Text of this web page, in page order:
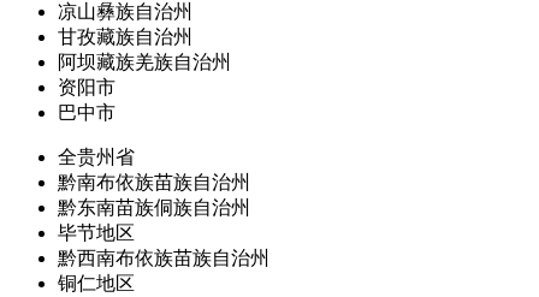
凉山彝族自治州
甘孜藏族自治州
阿坝藏族羌族自治州
资阳市
巴中市
全贵州省
黔南布依族苗族自治州
黔东南苗族侗族自治州
毕节地区
黔西南布依族苗族自治州
铜仁地区